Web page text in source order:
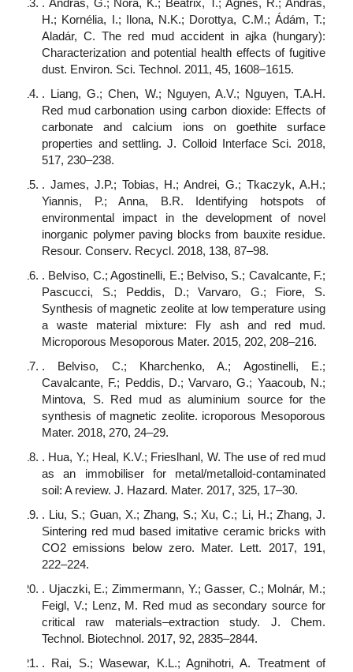
. András, G.; Nóra, K.; Beatrix, T.; Ágnes, R.; András,
H.; Kornélia, I.; Ilona, N.K.; Dorottya, C.M.; Ádám, T.;
Aladár, C. The red mud accident in ajka (hungary):
Characterization and potential health effects of fugitive
dust. Environ. Sci. Technol. 2011, 45, 1608–1615.
. Liang, G.; Chen, W.; Nguyen, A.V.; Nguyen, T.A.H.
Red mud carbonation using carbon dioxide: Effects of
carbonate and calcium ions on goethite surface
properties and settling. J. Colloid Interface Sci. 2018,
517, 230–238.
. James, J.P.; Tobias, H.; Andrei, G.; Tkaczyk, A.H.;
Yiannis, P.; Anna, B.R. Identifying hotspots of
environmental impact in the development of novel
inorganic polymer paving blocks from bauxite residue.
Resour. Conserv. Recycl. 2018, 138, 87–98.
. Belviso, C.; Agostinelli, E.; Belviso, S.; Cavalcante, F.;
Pascucci, S.; Peddis, D.; Varvaro, G.; Fiore, S.
Synthesis of magnetic zeolite at low temperature using
a waste material mixture: Fly ash and red mud.
Microporous Mesoporous Mater. 2015, 202, 208–216.
. Belviso, C.; Kharchenko, A.; Agostinelli, E.;
Cavalcante, F.; Peddis, D.; Varvaro, G.; Yaacoub, N.;
Mintova, S. Red mud as aluminium source for the
synthesis of magnetic zeolite. icroporous Mesoporous
Mater. 2018, 270, 24–29.
. Hua, Y.; Heal, K.V.; Frieslhanl, W. The use of red mud
as an immobiliser for metal/metalloid-contaminated
soil: A review. J. Hazard. Mater. 2017, 325, 17–30.
. Liu, S.; Guan, X.; Zhang, S.; Xu, C.; Li, H.; Zhang, J.
Sintering red mud based imitative ceramic bricks with
CO2 emissions below zero. Mater. Lett. 2017, 191,
222–224.
. Ujaczki, E.; Zimmermann, Y.; Gasser, C.; Molnár, M.;
Feigl, V.; Lenz, M. Red mud as secondary source for
critical raw materials–extraction study. J. Chem.
Technol. Biotechnol. 2017, 92, 2835–2844.
. Rai, S.; Wasewar, K.L.; Agnihotri, A. Treatment of